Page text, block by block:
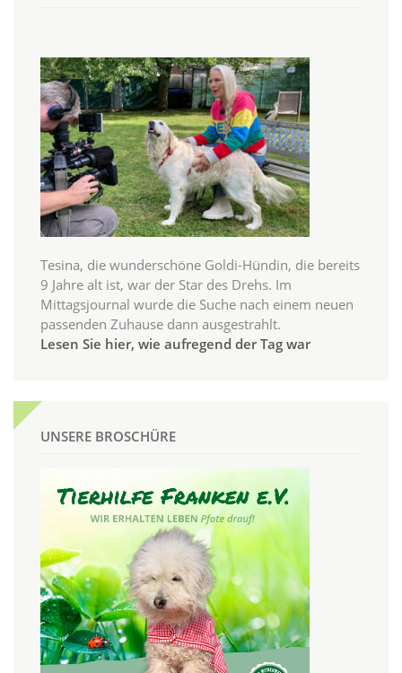
Tesina, die wunderschöne Goldi-Hündin, die bereits
9 Jahre alt ist, war der Star des Drehs. Im
Mittagsjournal wurde die Suche nach einem neuen
passenden Zuhause dann ausgestrahlt.
Lesen Sie hier, wie aufregend der Tag war
UNSERE BROSCHÜRE